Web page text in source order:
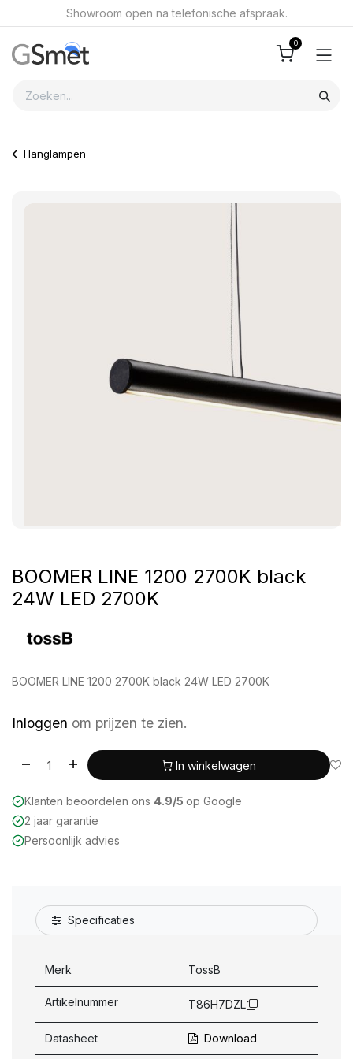
Overslaan naar inhoudShowroom open na telefonische afspraak.
0
Hanglampen
BOOMER LINE 1200 2700K black
24W LED 2700K
BOOMER LINE 1200 2700K black 24W LED 2700K
Inloggen om prijzen te zien.
In winkelwagen
Klanten beoordelen ons 4.9/5 op Google
2 jaar garantie
Persoonlijk advies
Specificaties
Merk TossB
Artikelnummer T86H7DZL
Datasheet Download